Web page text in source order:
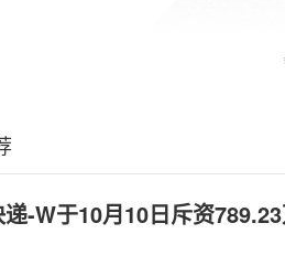
-W于10月10日斥资